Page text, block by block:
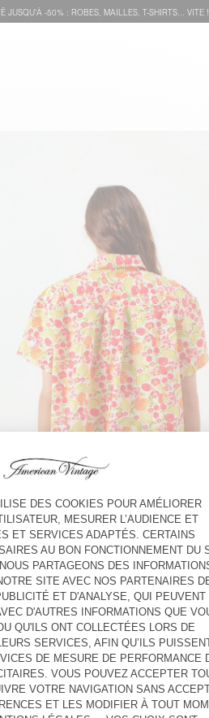
JUSQU'À -50% : ROBES, MAILLES, T-SHIRTS... VITE !